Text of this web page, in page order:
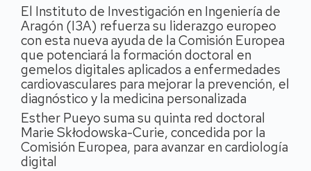
El Instituto de Investigación en Ingeniería de
Aragón (I3A) refuerza su liderazgo europeo
con esta nueva ayuda de la Comisión Europea
que potenciará la formación doctoral en
gemelos digitales aplicados a enfermedades
cardiovasculares para mejorar la prevención, el
diagnóstico y la medicina personalizada
Esther Pueyo suma su quinta red doctoral
Marie Skłodowska-Curie, concedida por la
Comisión Europea, para avanzar en cardiología
digital